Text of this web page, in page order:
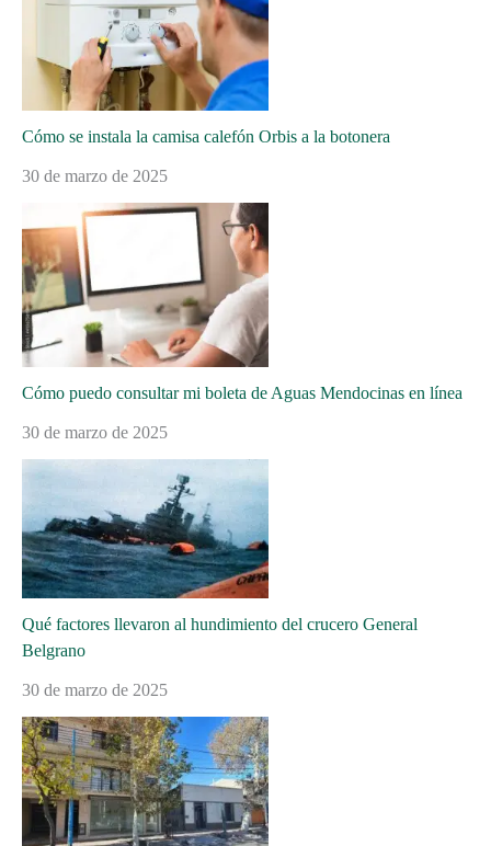
Cómo se instala la camisa calefón Orbis a la botonera
30 de marzo de 2025
Cómo puedo consultar mi boleta de Aguas Mendocinas en línea
30 de marzo de 2025
Qué factores llevaron al hundimiento del crucero General
Belgrano
30 de marzo de 2025